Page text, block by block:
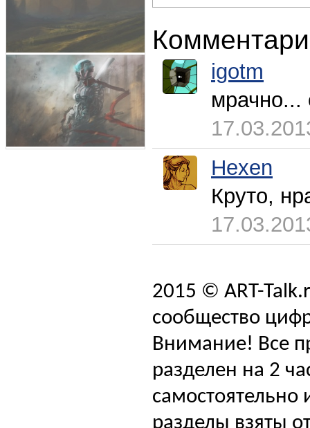
igotm
мрачно...
Hexen
Круто,
2015 © ART-
сообщество
Внимание! Все
разделен на 2
самостоятельно
разделы взяты